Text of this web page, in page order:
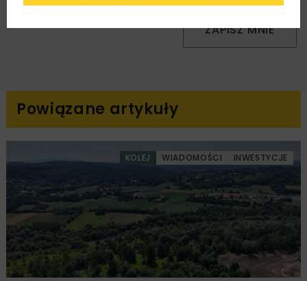
ZAPISZ MNIE
Powiązane artykuły
KOLEJ WIADOMOŚCI INWESTYCJE